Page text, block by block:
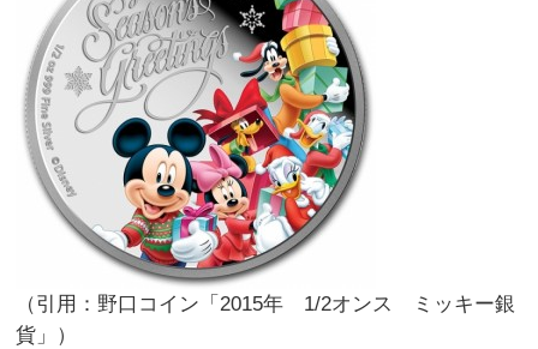
（引用：野口コイン「2015年 1/2オンス ミッキー銀
貨」）